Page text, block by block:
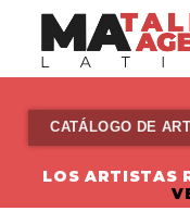
content
CATÁLOGO DE
LOS ARTISTAS